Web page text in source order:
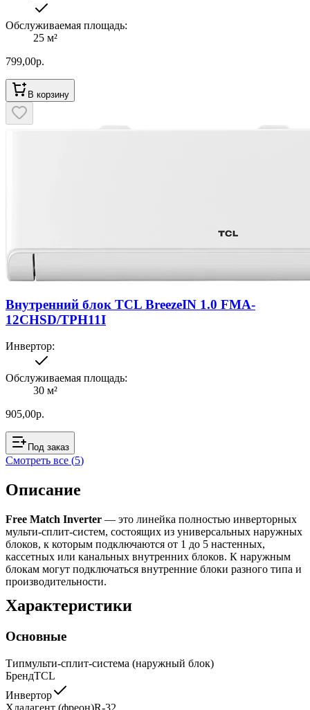
Обслуживаемая площадь:
25 м²
799,00р.
В корзину
Внутренний блок TCL BreezeIN 1.0 FMA-
12CHSD/TPH11I
Инвертор:
Обслуживаемая площадь:
30 м²
905,00р.
Под заказ
Смотреть все (5)
Описание
Free Match Inverter — это линейка полностью инверторных
мульти-сплит-систем, состоящих из универсальных наружных
блоков, к которым подключаются от 1 до 5 настенных,
кассетных или канальных внутренних блоков. К наружным
блокам могут подключаться внутренние блоки разного типа и
производительности.
Характеристики
Основные
Типмульти-сплит-система (наружный блок)
БрендTCL
Инвертор
Хладагент (фреон)R-32